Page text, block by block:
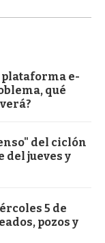
plataforma e-
qué
del ciclón
del jueves y
5 de
pozos y